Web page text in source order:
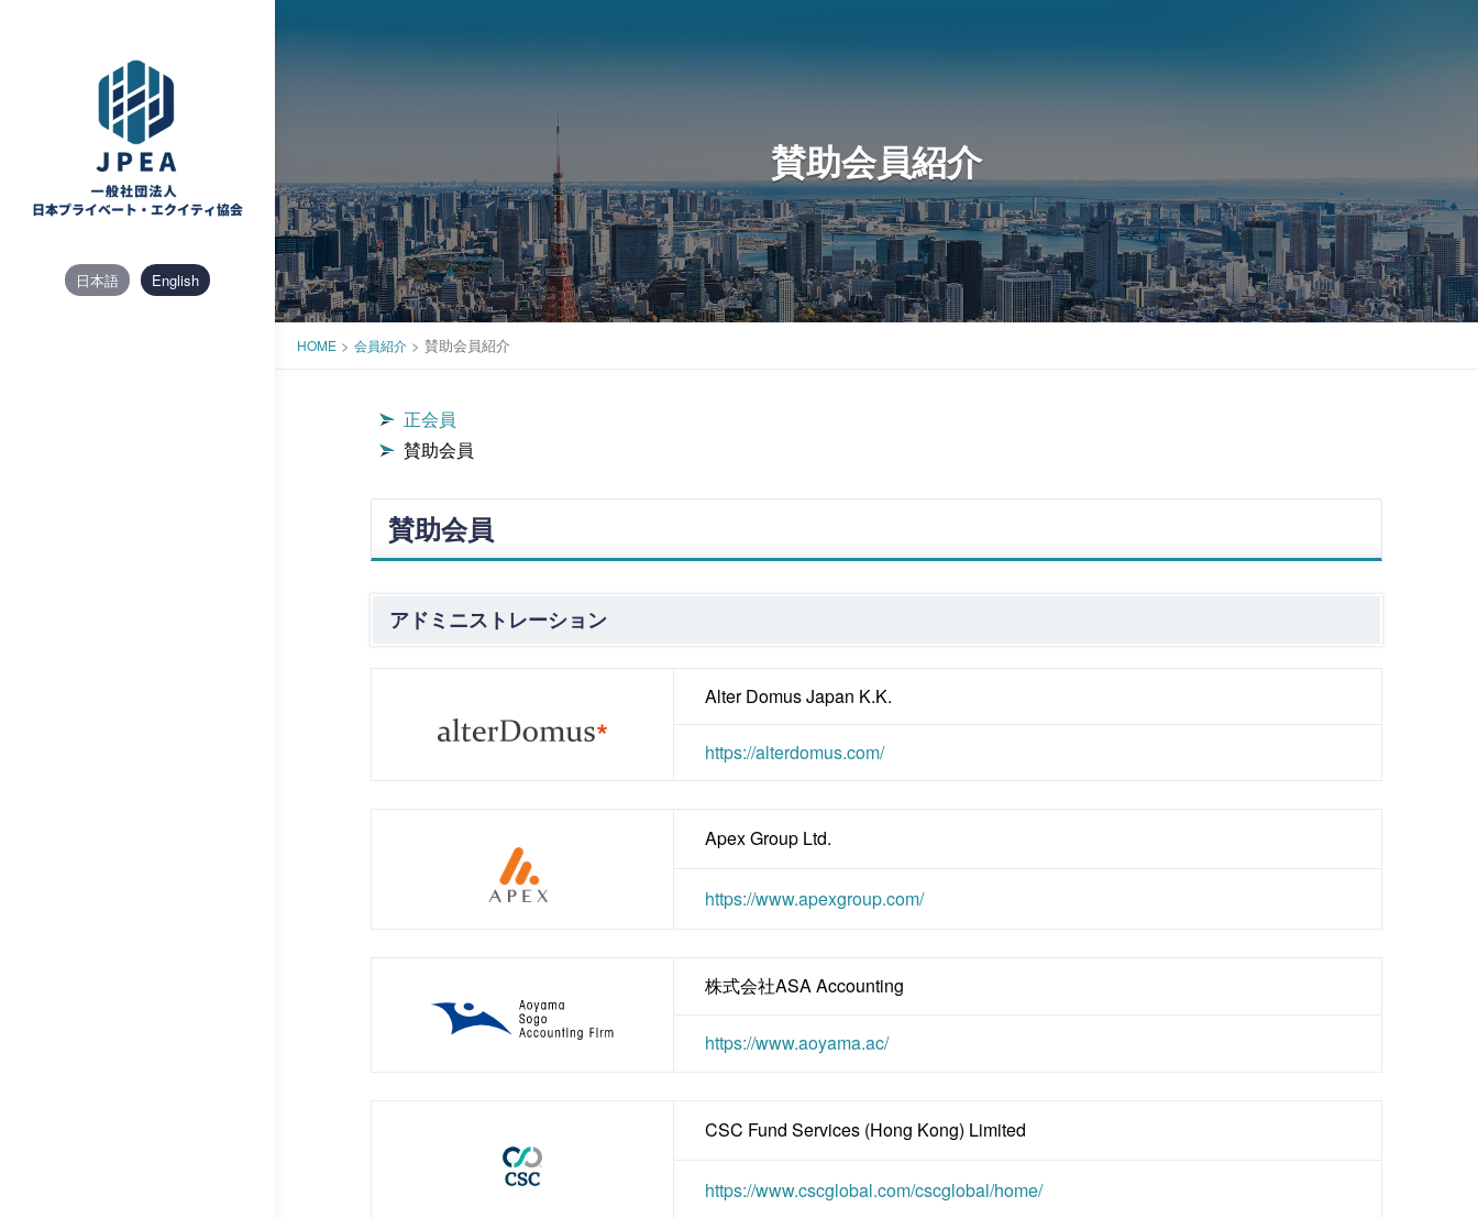
日本語 English
賛助会員紹介
HOME > 会員紹介 > 賛助会員紹介
正会員
賛助会員
賛助会員
アドミニストレーション
Alter Domus Japan K.K.
https://alterdomus.com/
Apex Group Ltd.
https://www.apexgroup.com/
株式会社ASA Accounting
https://www.aoyama.ac/
CSC Fund Services (Hong Kong) Limited
https://www.cscglobal.com/cscglobal/home/